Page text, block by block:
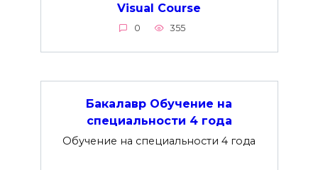
Visual Course
0 355
Бакалавр Обучение на
специальности 4 года
Обучение на специальности 4 года